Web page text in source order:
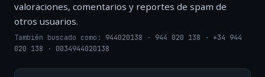
valoraciones, comentarios y reportes de spam de
otros usuarios.
También buscado como: 944020138 · 944 020 138 · +34 944
020 138 · 0034944020138